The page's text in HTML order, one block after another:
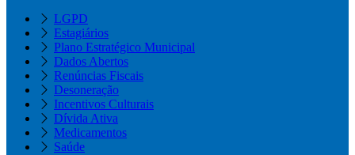
LGPD
Estagiários
Plano Estratégico Municipal
Dados Abertos
Renúncias Fiscais
Desoneração
Incentivos Culturais
Dívida Ativa
Medicamentos
Saúde